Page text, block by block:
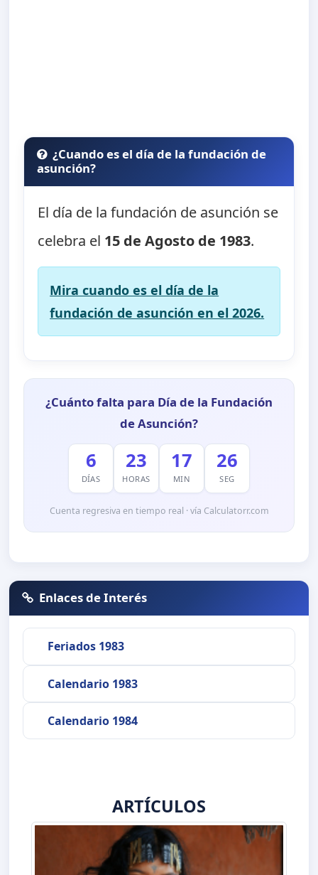
¿Cuando es el día de la fundación de
asunción?
El día de la fundación de asunción se
celebra el 15 de Agosto de 1983.
Mira cuando es el día de la
fundación de asunción en el 2026.
¿Cuánto falta para Día de la Fundación
de Asunción?
6
DÍAS
23
HORAS
17
MIN
26
SEG
Cuenta regresiva en tiempo real · vía Calculatorr.com
Enlaces de Interés
Feriados 1983
Calendario 1983
Calendario 1984
ARTÍCULOS